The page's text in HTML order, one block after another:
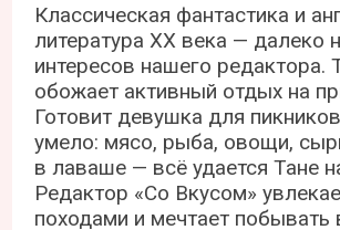
Классическая фантастика и
литература ХХ века — далеко
интересов нашего редактора.
обожает активный отдых на
Готовит девушка для
умело: мясо, рыба, овощи,
в лаваше — всё удается Тане
Редактор «Со Вкусом»
походами и мечтает побывать